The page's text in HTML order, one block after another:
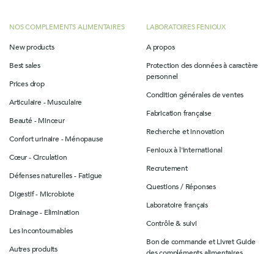
NOS COMPLEMENTS ALIMENTAIRES
New products
Best sales
Prices drop
Articulaire - Musculaire
Beauté - Minceur
Confort urinaire - Ménopause
Cœur - Circulation
Défenses naturelles - Fatigue
Digestif - Microbiote
Drainage - Elimination
Les incontournables
Autres produits
LABORATOIRES FENIOUX
A propos
Protection des données à caractère
personnel
Condition générales de ventes
Fabrication française
Recherche et innovation
Fenioux à l'international
Recrutement
Questions / Réponses
Laboratoire français
Contrôle & suivi
Bon de commande et Livret Guide